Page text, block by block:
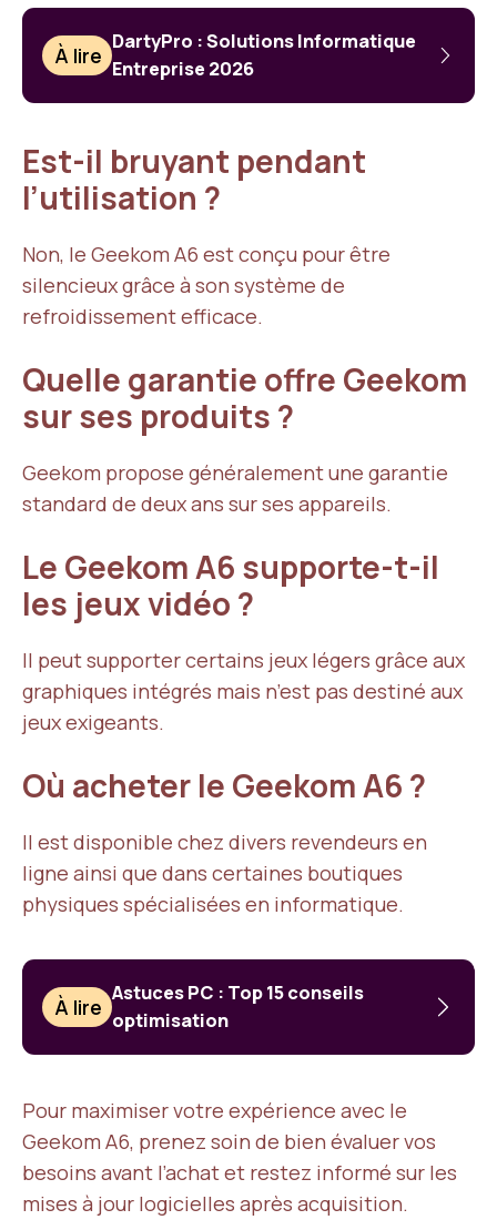
À lire
DartyPro : Solutions Informatique
Entreprise 2026
Est-il bruyant pendant
l’utilisation ?
Non, le Geekom A6 est conçu pour être
silencieux grâce à son système de
refroidissement efficace.
Quelle garantie offre Geekom
sur ses produits ?
Geekom propose généralement une garantie
standard de deux ans sur ses appareils.
Le Geekom A6 supporte-t-il
les jeux vidéo ?
Il peut supporter certains jeux légers grâce aux
graphiques intégrés mais n’est pas destiné aux
jeux exigeants.
Où acheter le Geekom A6 ?
Il est disponible chez divers revendeurs en
ligne ainsi que dans certaines boutiques
physiques spécialisées en informatique.
À lire
Astuces PC : Top 15 conseils
optimisation
Pour maximiser votre expérience avec le
Geekom A6, prenez soin de bien évaluer vos
besoins avant l’achat et restez informé sur les
mises à jour logicielles après acquisition.